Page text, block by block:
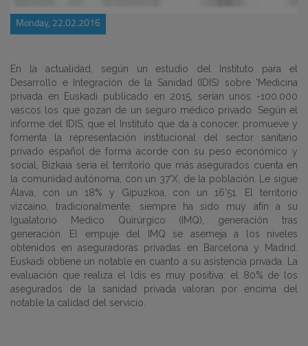
Monday, 22.02.2016
En la actualidad, según un estudio del Instituto para el
Desarrollo e Integración de la Sanidad (IDIS) sobre 'Medicina
privada en Euskadi publicado en 2015, serían unos -100.000
vascos los que gozan de un seguro médico privado. Según el
informe del IDIS, que el Instituto que da a conocer, promueve y
fomenta la representación institucional del sector sanitario
privado español de forma acorde con su peso económico y
social, Bizkaia seria el territorio que más asegurados cuenta en
la comunidad autónoma, con un 37'X, de la población. Le sigue
Álava, con un 18% y Gipuzkoa, con un 16'51. El territorio
vizcaino, tradicionalmente, siempre ha sido muy afín a su
Igualatorio Medico Quirúrgico (IMQ), generación tras
generación. El empuje del IMQ se asemeja a los niveles
obtenidos en aseguradoras privadas en Barcelona y Madrid.
Euskadi obtiene un notable en cuanto a su asistencia privada. La
evaluación que realiza el ldis es muy positiva: el 80% de los
asegurados de la sanidad privada valoran por encima del
notable la calidad del servicio.